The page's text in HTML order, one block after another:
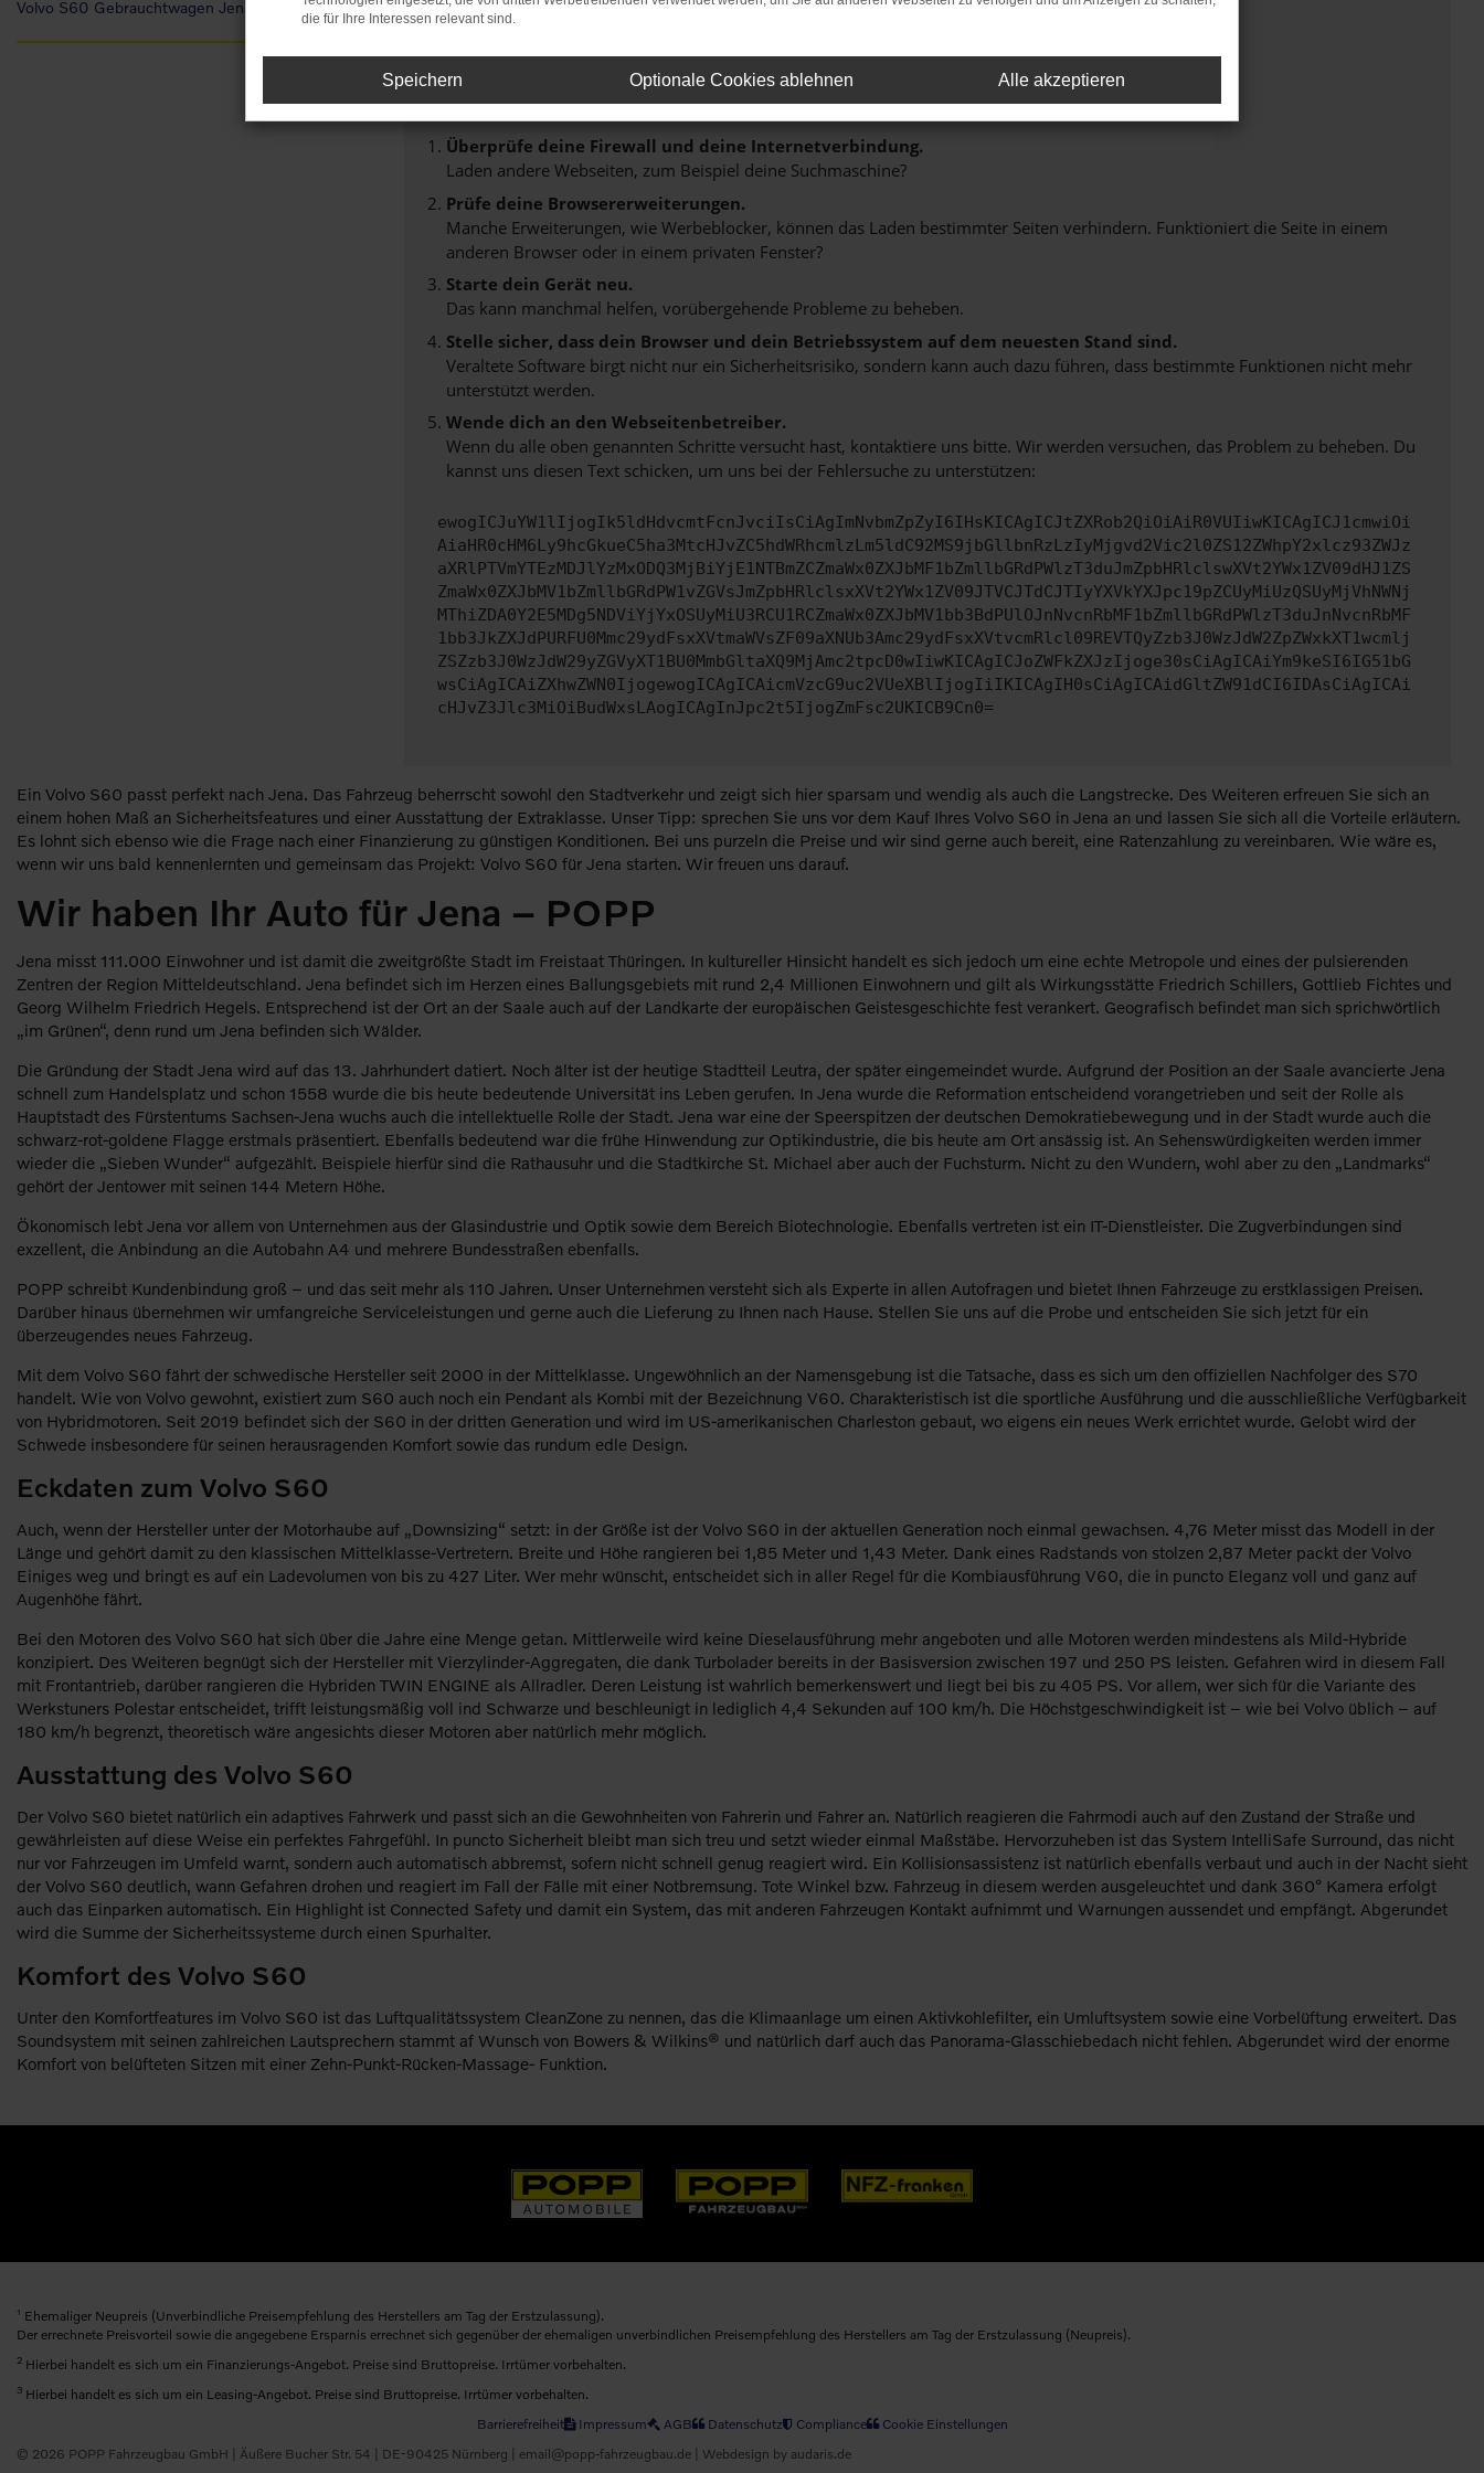
Volvo S60 Gebrauchtwagen Jena Fehler: Network Error
Beim Laden ist ein Fehler aufgetreten.
Hier sind ein paar Tipps, die dir helfen können:
Überprüfe deine Firewall und deine Internetverbindung.
Laden andere Webseiten, zum Beispiel deine Suchmaschine?
Prüfe deine Browsererweiterungen.
Manche Erweiterungen, wie Werbeblocker, können das Laden bestimmter Seiten verhindern. Funktioniert die Seite in einem
anderen Browser oder in einem privaten Fenster?
Starte dein Gerät neu.
Das kann manchmal helfen, vorübergehende Probleme zu beheben.
Stelle sicher, dass dein Browser und dein Betriebssystem auf dem neuesten Stand sind.
Veraltete Software birgt nicht nur ein Sicherheitsrisiko, sondern kann auch dazu führen, dass bestimmte Funktionen nicht mehr
unterstützt werden.
Wende dich an den Webseitenbetreiber.
Wenn du alle oben genannten Schritte versucht hast, kontaktiere uns bitte. Wir werden versuchen, das Problem zu beheben. Du
kannst uns diesen Text schicken, um uns bei der Fehlersuche zu unterstützen:
ewogICJuYW1lIjogIk5ldHdvcmtFcnJvciIsCiAgImNvbmZpZyI6IHsKICAgICJtZXRob2QiOiAiR0VUIiwKICAgICJ1cmwiOi
AiaHR0cHM6Ly9hcGkueC5ha3MtcHJvZC5hdWRhcmlzLm5ldC92MS9jbGllbnRzLzIyMjgvd2Vic2l0ZS12ZWhpY2xlcz93ZWJz
aXRlPTVmYTEzMDJlYzMxODQ3MjBiYjE1NTBmZCZmaWx0ZXJbMF1bZmllbGRdPWlzT3duJmZpbHRlclswXVt2YWx1ZV09dHJ1ZS
ZmaWx0ZXJbMV1bZmllbGRdPW1vZGVsJmZpbHRlclsxXVt2YWx1ZV09JTVCJTdCJTIyYXVkYXJpc19pZCUyMiUzQSUyMjVhNWNj
MThiZDA0Y2E5MDg5NDViYjYxOSUyMiU3RCU1RCZmaWx0ZXJbMV1bb3BdPUlOJnNvcnRbMF1bZmllbGRdPWlzT3duJnNvcnRbMF
1bb3JkZXJdPURFU0Mmc29ydFsxXVtmaWVsZF09aXNUb3Amc29ydFsxXVtvcmRlcl09REVTQyZzb3J0WzJdW2ZpZWxkXT1wcmlj
ZSZzb3J0WzJdW29yZGVyXT1BU0MmbGltaXQ9MjAmc2tpcD0wIiwKICAgICJoZWFkZXJzIjoge30sCiAgICAiYm9keSI6IG51bG
wsCiAgICAiZXhwZWN0IjogewogICAgICAicmVzcG9uc2VUeXBlIjogIiIKICAgIH0sCiAgICAidGltZW91dCI6IDAsCiAgICAi
cHJvZ3Jlc3MiOiBudWxsLAogICAgInJpc2t5IjogZmFsc2UKICB9Cn0=
Ein Volvo S60 passt perfekt nach Jena. Das Fahrzeug beherrscht sowohl den Stadtverkehr und zeigt sich hier sparsam und wendig als auch die Langstrecke. Des Weiteren erfreuen Sie sich an
einem hohen Maß an Sicherheitsfeatures und einer Ausstattung der Extraklasse. Unser Tipp: sprechen Sie uns vor dem Kauf Ihres Volvo S60 in Jena an und lassen Sie sich all die Vorteile erläutern.
Es lohnt sich ebenso wie die Frage nach einer Finanzierung zu günstigen Konditionen. Bei uns purzeln die Preise und wir sind gerne auch bereit, eine Ratenzahlung zu vereinbaren. Wie wäre es,
wenn wir uns bald kennenlernten und gemeinsam das Projekt: Volvo S60 für Jena starten. Wir freuen uns darauf.
Wir haben Ihr Auto für Jena – POPP
Jena misst 111.000 Einwohner und ist damit die zweitgrößte Stadt im Freistaat Thüringen. In kultureller Hinsicht handelt es sich jedoch um eine echte Metropole und eines der pulsierenden
Zentren der Region Mitteldeutschland. Jena befindet sich im Herzen eines Ballungsgebiets mit rund 2,4 Millionen Einwohnern und gilt als Wirkungsstätte Friedrich Schillers, Gottlieb Fichtes und
Georg Wilhelm Friedrich Hegels. Entsprechend ist der Ort an der Saale auch auf der Landkarte der europäischen Geistesgeschichte fest verankert. Geografisch befindet man sich sprichwörtlich
„im Grünen“, denn rund um Jena befinden sich Wälder.
Die Gründung der Stadt Jena wird auf das 13. Jahrhundert datiert. Noch älter ist der heutige Stadtteil Leutra, der später eingemeindet wurde. Aufgrund der Position an der Saale avancierte Jena
schnell zum Handelsplatz und schon 1558 wurde die bis heute bedeutende Universität ins Leben gerufen. In Jena wurde die Reformation entscheidend vorangetrieben und seit der Rolle als
Hauptstadt des Fürstentums Sachsen-Jena wuchs auch die intellektuelle Rolle der Stadt. Jena war eine der Speerspitzen der deutschen Demokratiebewegung und in der Stadt wurde auch die
schwarz-rot-goldene Flagge erstmals präsentiert. Ebenfalls bedeutend war die frühe Hinwendung zur Optikindustrie, die bis heute am Ort ansässig ist. An Sehenswürdigkeiten werden immer
wieder die „Sieben Wunder“ aufgezählt. Beispiele hierfür sind die Rathausuhr und die Stadtkirche St. Michael aber auch der Fuchsturm. Nicht zu den Wundern, wohl aber zu den „Landmarks“
gehört der Jentower mit seinen 144 Metern Höhe.
Ökonomisch lebt Jena vor allem von Unternehmen aus der Glasindustrie und Optik sowie dem Bereich Biotechnologie. Ebenfalls vertreten ist ein IT-Dienstleister. Die Zugverbindungen sind
exzellent, die Anbindung an die Autobahn A4 und mehrere Bundesstraßen ebenfalls.
POPP schreibt Kundenbindung groß – und das seit mehr als 110 Jahren. Unser Unternehmen versteht sich als Experte in allen Autofragen und bietet Ihnen Fahrzeuge zu erstklassigen Preisen.
Darüber hinaus übernehmen wir umfangreiche Serviceleistungen und gerne auch die Lieferung zu Ihnen nach Hause. Stellen Sie uns auf die Probe und entscheiden Sie sich jetzt für ein
überzeugendes neues Fahrzeug.
Mit dem Volvo S60 fährt der schwedische Hersteller seit 2000 in der Mittelklasse. Ungewöhnlich an der Namensgebung ist die Tatsache, dass es sich um den offiziellen Nachfolger des S70
handelt. Wie von Volvo gewohnt, existiert zum S60 auch noch ein Pendant als Kombi mit der Bezeichnung V60. Charakteristisch ist die sportliche Ausführung und die ausschließliche Verfügbarkeit
von Hybridmotoren. Seit 2019 befindet sich der S60 in der dritten Generation und wird im US-amerikanischen Charleston gebaut, wo eigens ein neues Werk errichtet wurde. Gelobt wird der
Schwede insbesondere für seinen herausragenden Komfort sowie das rundum edle Design.
Eckdaten zum Volvo S60
Auch, wenn der Hersteller unter der Motorhaube auf „Downsizing“ setzt: in der Größe ist der Volvo S60 in der aktuellen Generation noch einmal gewachsen. 4,76 Meter misst das Modell in der
Länge und gehört damit zu den klassischen Mittelklasse-Vertretern. Breite und Höhe rangieren bei 1,85 Meter und 1,43 Meter. Dank eines Radstands von stolzen 2,87 Meter packt der Volvo
Einiges weg und bringt es auf ein Ladevolumen von bis zu 427 Liter. Wer mehr wünscht, entscheidet sich in aller Regel für die Kombiausführung V60, die in puncto Eleganz voll und ganz auf
Augenhöhe fährt.
Bei den Motoren des Volvo S60 hat sich über die Jahre eine Menge getan. Mittlerweile wird keine Dieselausführung mehr angeboten und alle Motoren werden mindestens als Mild-Hybride
konzipiert. Des Weiteren begnügt sich der Hersteller mit Vierzylinder-Aggregaten, die dank Turbolader bereits in der Basisversion zwischen 197 und 250 PS leisten. Gefahren wird in diesem Fall
mit Frontantrieb, darüber rangieren die Hybriden TWIN ENGINE als Allradler. Deren Leistung ist wahrlich bemerkenswert und liegt bei bis zu 405 PS. Vor allem, wer sich für die Variante des
Werkstuners Polestar entscheidet, trifft leistungsmäßig voll ind Schwarze und beschleunigt in lediglich 4,4 Sekunden auf 100 km/h. Die Höchstgeschwindigkeit ist – wie bei Volvo üblich – auf
180 km/h begrenzt, theoretisch wäre angesichts dieser Motoren aber natürlich mehr möglich.
Ausstattung des Volvo S60
Der Volvo S60 bietet natürlich ein adaptives Fahrwerk und passt sich an die Gewohnheiten von Fahrerin und Fahrer an. Natürlich reagieren die Fahrmodi auch auf den Zustand der Straße und
gewährleisten auf diese Weise ein perfektes Fahrgefühl. In puncto Sicherheit bleibt man sich treu und setzt wieder einmal Maßstäbe. Hervorzuheben ist das System IntelliSafe Surround, das nicht
nur vor Fahrzeugen im Umfeld warnt, sondern auch automatisch abbremst, sofern nicht schnell genug reagiert wird. Ein Kollisionsassistenz ist natürlich ebenfalls verbaut und auch in der Nacht sieht
der Volvo S60 deutlich, wann Gefahren drohen und reagiert im Fall der Fälle mit einer Notbremsung. Tote Winkel bzw. Fahrzeug in diesem werden ausgeleuchtet und dank 360° Kamera erfolgt
auch das Einparken automatisch. Ein Highlight ist Connected Safety und damit ein System, das mit anderen Fahrzeugen Kontakt aufnimmt und Warnungen aussendet und empfängt. Abgerundet
wird die Summe der Sicherheitssysteme durch einen Spurhalter.
Komfort des Volvo S60
Unter den Komfortfeatures im Volvo S60 ist das Luftqualitätssystem CleanZone zu nennen, das die Klimaanlage um einen Aktivkohlefilter, ein Umluftsystem sowie eine Vorbelüftung erweitert. Das
Soundsystem mit seinen zahlreichen Lautsprechern stammt af Wunsch von Bowers & Wilkins® und natürlich darf auch das Panorama-Glasschiebedach nicht fehlen. Abgerundet wird der enorme
Komfort von belüfteten Sitzen mit einer Zehn-Punkt-Rücken-Massage- Funktion.
1 Ehemaliger Neupreis (Unverbindliche Preisempfehlung des Herstellers am Tag der Erstzulassung).
Der errechnete Preisvorteil sowie die angegebene Ersparnis errechnet sich gegenüber der ehemaligen unverbindlichen Preisempfehlung des Herstellers am Tag der Erstzulassung (Neupreis).
2 Hierbei handelt es sich um ein Finanzierungs-Angebot. Preise sind Bruttopreise. Irrtümer vorbehalten.
3 Hierbei handelt es sich um ein Leasing-Angebot. Preise sind Bruttopreise. Irrtümer vorbehalten.
Barrierefreiheit
Impressum AGB Datenschutz Compliance
Cookie Einstellungen
© 2026 POPP Fahrzeugbau GmbH | Äußere Bucher Str. 54 | DE-90425 Nürnberg | email@popp-fahrzeugbau.de | Webdesign by audaris.de
die für Ihre Interessen relevant sind.
Speichern Optionale Cookies ablehnen Alle akzeptieren